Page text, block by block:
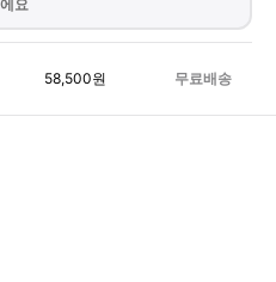
요
58,500원 무료배송